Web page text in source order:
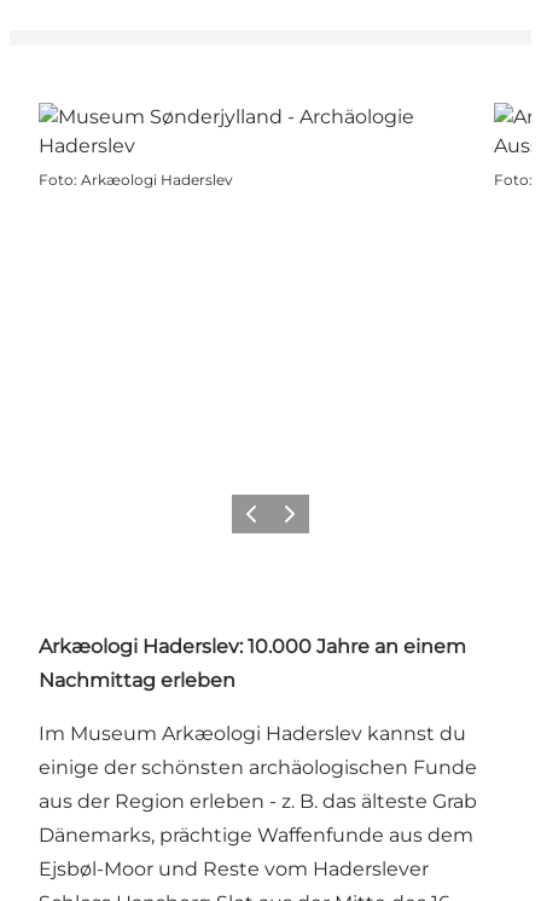
Foto: Arkæologi Haderslev Foto:
ZurückWeiter
Arkæologi Haderslev: 10.000 Jahre an einem
Nachmittag erleben
Im Museum Arkæologi Haderslev kannst du
einige der schönsten archäologischen Funde
aus der Region erleben - z. B. das älteste Grab
Dänemarks, prächtige Waffenfunde aus dem
Ejsbøl-Moor und Reste vom Haderslever